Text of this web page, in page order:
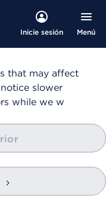
Inicie sesión Menú
that may affect
slower
while we w